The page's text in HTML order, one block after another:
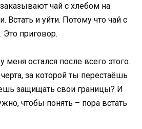
чай с хлебом на
Встать и уйти. Потому что чай с
Это приговор.
меня остался после всего этого.
за которой ты перестаёшь
защищать свои границы? И
чтобы понять – пора встать